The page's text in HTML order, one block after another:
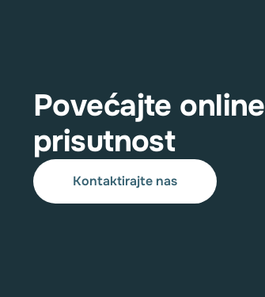
Povećajte online
prisutnost
Kontaktirajte nas